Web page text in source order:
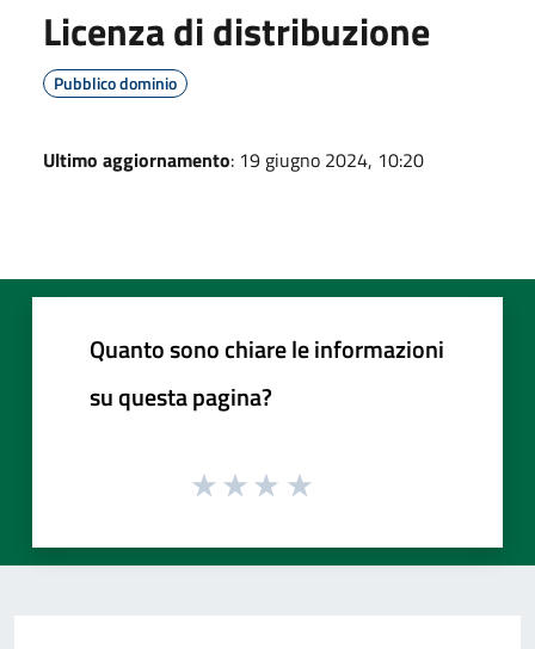
Licenza di distribuzione
Pubblico dominio
Ultimo aggiornamento: 19 giugno 2024, 10:20
Quanto sono chiare le informazioni
su questa pagina?